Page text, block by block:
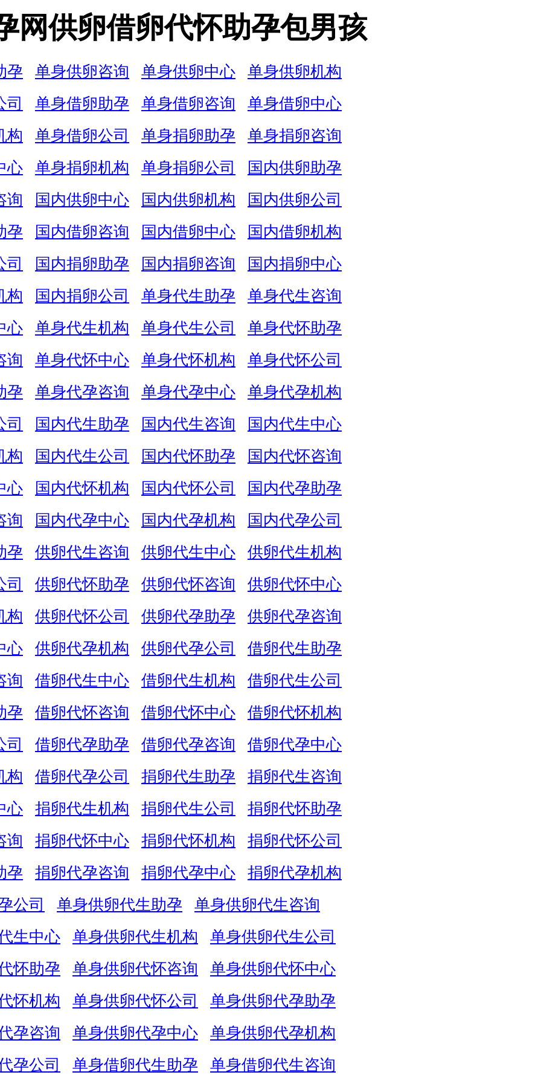
网供卵借卵代怀助孕包男孩
孕 单身供卵咨询 单身供卵中心
单身供卵机构
司
单身借卵助孕 单身借卵咨询
单身借卵中心
构
单身借卵公司 单身捐卵助孕
单身捐卵咨询
心
单身捐卵机构 单身捐卵公司
国内供卵助孕
询
国内供卵中心 国内供卵机构
国内供卵公司
孕
国内借卵咨询 国内借卵中心
国内借卵机构
司
国内捐卵助孕 国内捐卵咨询
国内捐卵中心
构
国内捐卵公司 单身代生助孕
单身代生咨询
心
单身代生机构 单身代生公司
单身代怀助孕
询
单身代怀中心 单身代怀机构
单身代怀公司
孕
单身代孕咨询 单身代孕中心
单身代孕机构
司
国内代生助孕 国内代生咨询
国内代生中心
构
国内代生公司 国内代怀助孕
国内代怀咨询
心
国内代怀机构 国内代怀公司
国内代孕助孕
询
国内代孕中心 国内代孕机构
国内代孕公司
孕
供卵代生咨询 供卵代生中心
供卵代生机构
司
供卵代怀助孕 供卵代怀咨询
供卵代怀中心
构
供卵代怀公司 供卵代孕助孕
供卵代孕咨询
心
供卵代孕机构 供卵代孕公司
借卵代生助孕
询
借卵代生中心 借卵代生机构
借卵代生公司
孕
借卵代怀咨询 借卵代怀中心
借卵代怀机构
司
借卵代孕助孕 借卵代孕咨询
借卵代孕中心
构
借卵代孕公司 捐卵代生助孕
捐卵代生咨询
心
捐卵代生机构 捐卵代生公司
捐卵代怀助孕
询
捐卵代怀中心 捐卵代怀机构
捐卵代怀公司
孕
捐卵代孕咨询 捐卵代孕中心
捐卵代孕机构
公司
单身供卵代生助孕
单身供卵代生咨询
生中心
单身供卵代生机构
单身供卵代生公司
怀助孕
单身供卵代怀咨询
单身供卵代怀中心
怀机构
单身供卵代怀公司
单身供卵代孕助孕
孕咨询
单身供卵代孕中心
单身供卵代孕机构
孕公司
单身借卵代生助孕
单身借卵代生咨询